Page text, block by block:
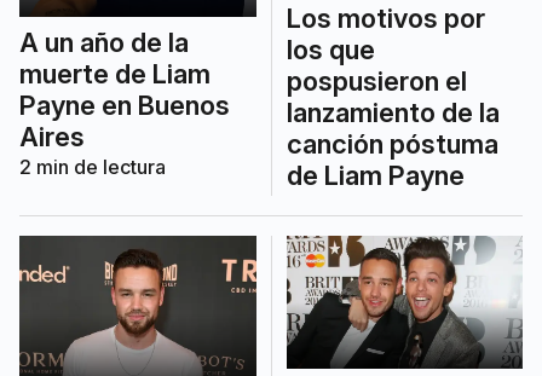
A un año de la
muerte de Liam
Payne en Buenos
Aires
2 min de lectura
Los motivos por
los que
pospusieron el
lanzamiento de la
canción póstuma
de Liam Payne